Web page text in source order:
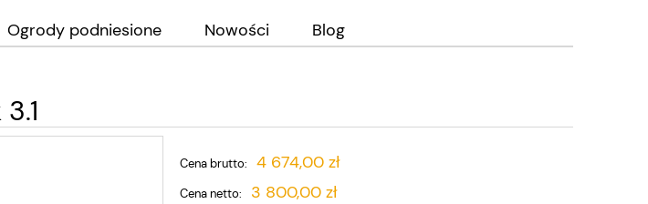
Ogrody podniesione Nowości Blog
Cena brutto: 4 674,00 zł
Cena netto: 3 800,00 zł